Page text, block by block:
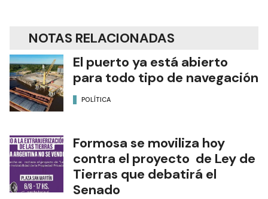
NOTAS RELACIONADAS
El puerto ya está abierto
para todo tipo de navegación
POLÍTICA
Formosa se moviliza hoy
contra el proyecto de Ley de
Tierras que debatirá el
Senado